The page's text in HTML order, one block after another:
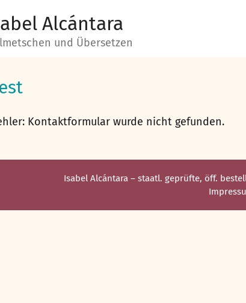
Alcántara
und Übersetzen
Kontaktformular wurde nicht gefunden.
Isabel Alcántara – staatl. geprüfte, öff.